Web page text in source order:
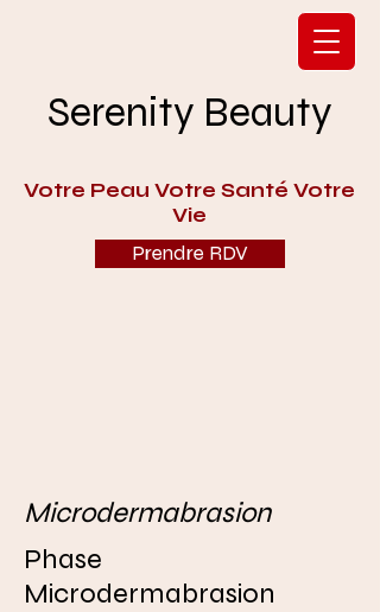
Serenity Beauty
Votre Peau Votre Santé Votre
Vie
Prendre RDV
Microdermabrasion
Phase
Microdermabrasion